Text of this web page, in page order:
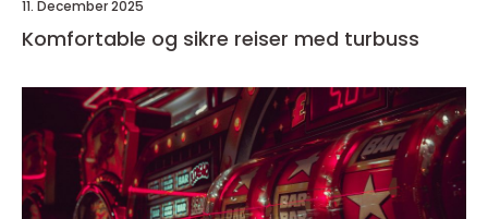
11. December 2025
Komfortable og sikre reiser med turbuss